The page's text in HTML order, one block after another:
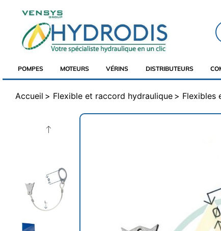
POMPES MOTEURS VÉRINS DISTRIBUTEURS
Accueil Flexible et raccord hydraulique Flexibles